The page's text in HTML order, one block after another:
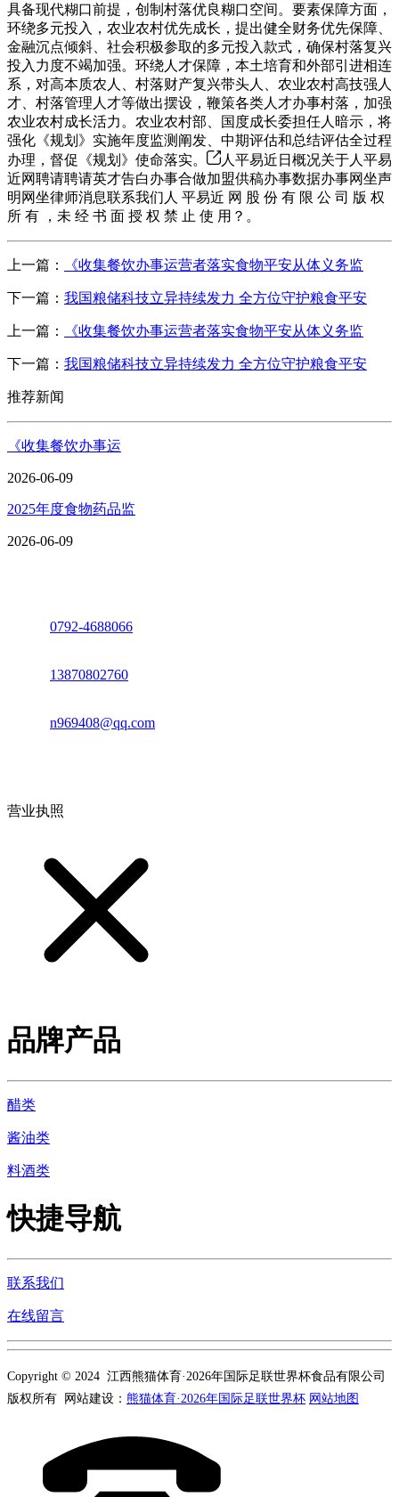
具备现代糊口前提，创制村落优良糊口空间。要素保障方面，
环绕多元投入，农业农村优先成长，提出健全财务优先保障、
金融沉点倾斜、社会积极参取的多元投入款式，确保村落复兴
投入力度不竭加强。环绕人才保障，本土培育和外部引进相连
系，对高本质农人、村落财产复兴带头人、农业农村高技强人
才、村落管理人才等做出摆设，鞭策各类人才办事村落，加强
农业农村成长活力。农业农村部、国度成长委担任人暗示，将
强化《规划》实施年度监测阐发、中期评估和总结评估全过程
办理，督促《规划》使命落实。
人平易近日概况关于人平易
近网聘请聘请英才告白办事合做加盟供稿办事数据办事网坐声
明网坐律师消息联系我们人 平易近 网 股 份 有 限 公 司 版 权
所 有 ，未 经 书 面 授 权 禁 止 使 用？。
上一篇： 《收集餐饮办事运营者落实食物平安从体义务监
下一篇： 我国粮储科技立异持续发力 全方位守护粮食平安
上一篇： 《收集餐饮办事运营者落实食物平安从体义务监
下一篇： 我国粮储科技立异持续发力 全方位守护粮食平安
推荐新闻
《收集餐饮办事运
2026-06-09
2025年度食物药品监
2026-06-09
0792-4688066
13870802760
n969408@qq.com
营业执照
品牌产品
醋类
酱油类
料酒类
快捷导航
联系我们
在线留言
Copyright © 2024 江西熊猫体育·2026年国际足联世界杯食品有限公司
版权所有 网站建设： 熊猫体育·2026年国际足联世界杯 网站地图